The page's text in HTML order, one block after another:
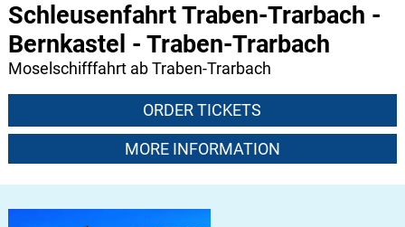
Schleusenfahrt Traben-Trarbach -
Bernkastel - Traben-Trarbach
Moselschifffahrt ab Traben-Trarbach
ORDER TICKETS
MORE INFORMATION